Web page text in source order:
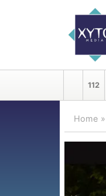
112
Home